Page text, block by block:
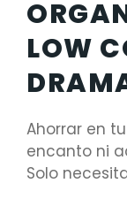
LOW
Ahorrar en
encanto ni
Solo